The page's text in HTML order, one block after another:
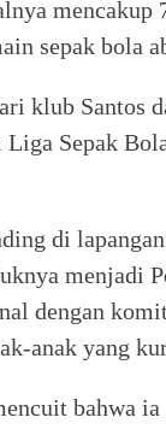
mencakup
sepak bola
klub Santos
Sepak
di
menjadi
dengan
anak yang
bahwa